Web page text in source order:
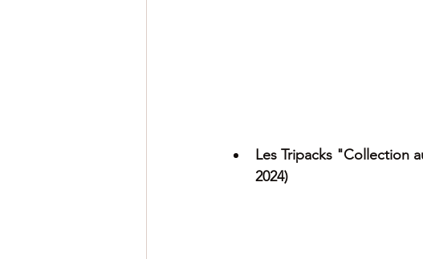
Les Tripacks "Collection
2024)